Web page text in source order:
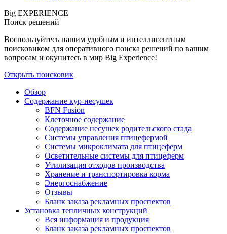
Big EXPERIENCE
Поиск решений
Воспользуйтесь нашим удобным и интеллигентным
поисковиком для оперативного поиска решений по вашим
вопросам и окунитесь в мир Big Experience!
Открыть поисковик
Обзор
Содержание кур-несушек
BFN Fusion
Клеточное содержание
Содержание несушек родительского стада
Системы управления птицефермой
Системы микроклимата для птицеферм
Осветительные системы для птицеферм
Утилизация отходов производства
Хранение и транспортировка корма
Энергоснабжение
Отзывы
Бланк заказа рекламных проспектов
Установка тепличных конструкций
Вся информация и продукция
Бланк заказа рекламных проспектов